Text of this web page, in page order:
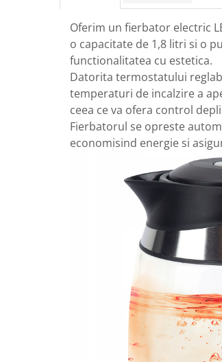
Scule Pneumatice
Suport motocicleta
Tunuri de caldura si aeroteme
Oferim un fierbator electric
o capacitate de 1,8 litri si o
functionalitatea cu estetica.
Datorita termostatului
temperaturi de incalzire a
ceea ce va ofera control
Fierbatorul se opreste
economisind energie si